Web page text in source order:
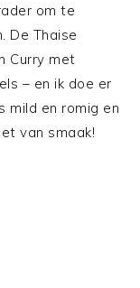
om te
De Thaise
Curry met
– en ik doe er
mild en romig en
van smaak!